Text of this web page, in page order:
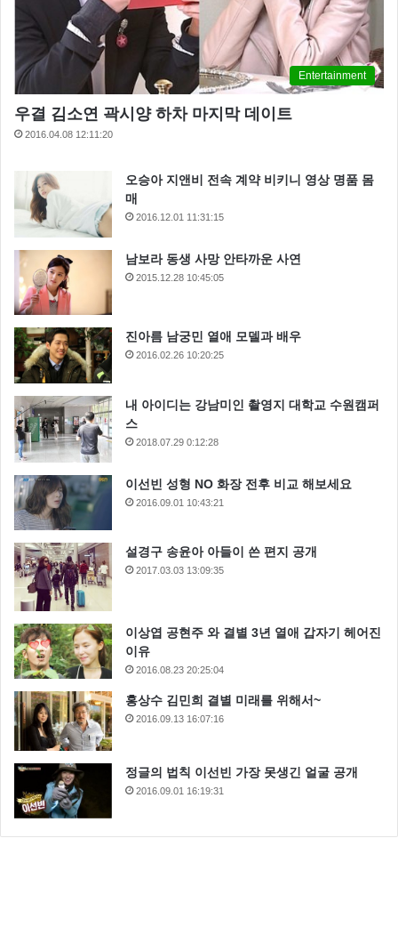
Entertainment
우결 김소연 곽시양 하차 마지막 데이트
2016.04.08 12:11:20
오승아 지앤비 전속 계약 비키니 영상 명품 몸
매
2016.12.01 11:31:15
남보라 동생 사망 안타까운 사연
2015.12.28 10:45:05
진아름 남궁민 열애 모델과 배우
2016.02.26 10:20:25
내 아이디는 강남미인 촬영지 대학교 수원캠퍼
스
2018.07.29 0:12:28
이선빈 성형 NO 화장 전후 비교 해보세요
2016.09.01 10:43:21
설경구 송윤아 아들이 쓴 편지 공개
2017.03.03 13:09:35
이상엽 공현주 와 결별 3년 열애 갑자기 헤어진
이유
2016.08.23 20:25:04
홍상수 김민희 결별 미래를 위해서~
2016.09.13 16:07:16
정글의 법칙 이선빈 가장 못생긴 얼굴 공개
2016.09.01 16:19:31